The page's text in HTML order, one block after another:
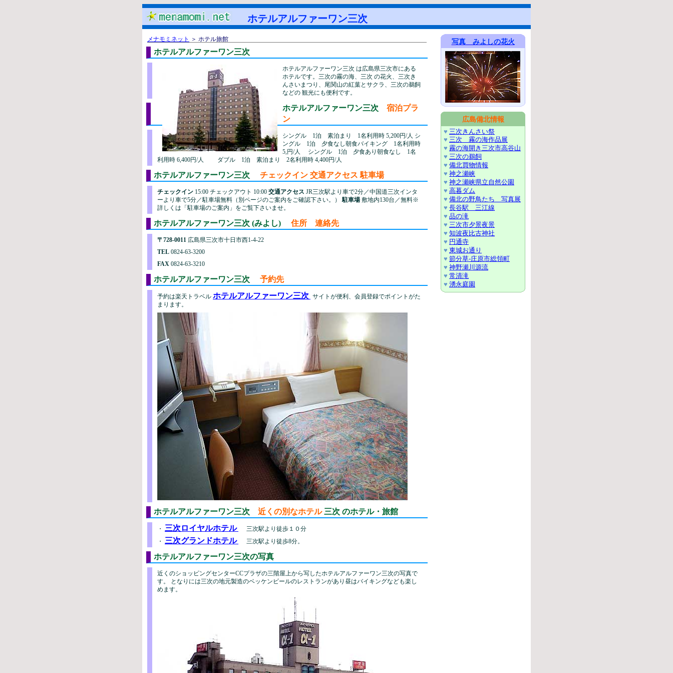
ホテルアルファーワン三次
メナモミネット ＞ ホテル旅館
ホテルアルファーワン三次
ホテルアルファーワン三次 は広島県三次市にある
ホテルです。三次の霧の海、三次 の花火、三次き
んさいまつり、尾関山の紅葉とサクラ、三次の鵜飼
などの 観光にも便利です。
ホテルアルファーワン三次 宿泊プラ
ン
シングル 1泊 素泊まり 1名利用時 5,200円/人 シ
ングル 1泊 夕食なし朝食バイキング 1名利用時
5,円/人 シングル 1泊 夕食あり朝食なし 1名
利用時 6,400円/人 ダブル 1泊 素泊まり 2名利用時 4,400円/人
ホテルアルファーワン三次 チェックイン 交通アクセス 駐車場
チェックイン 15:00 チェックアウト 10:00 交通アクセス JR三次駅より車で2分／中国道三次インタ
ーより車で5分／駐車場無料（別ページのご案内をご確認下さい。）駐車場 敷地内130台／無料※
詳しくは「駐車場のご案内」をご覧下さいませ。
ホテルアルファーワン三次 (みよし) 住所 連絡先
〒728-0011 広島県三次市十日市西1-4-22
TEL 0824-63-3200
FAX 0824-63-3210
ホテルアルファーワン三次 予約先
予約は楽天トラベル ホテルアルファーワン三次 サイトが便利、会員登録でポイントがた
まります。
ホテルアルファーワン三次 近くの別なホテル三次 のホテル・旅館
・ 三次ロイヤルホテル
三次駅より徒歩１０分
・ 三次グランドホテル 三次駅より徒歩8分。
ホテルアルファーワン三次の写真
近くのショッピングセンターCCプラザの三階屋上から写したホテルアルファーワン三次の写真で
す。 となりには三次の地元製造のベッケンビールのレストランがあり昼はバイキングなども楽し
めます。
写真 みよしの花火
広島備北情報
♥ 三次きんさい祭
♥ 三次 霧の海作品展
♥ 霧の海開き三次市高谷山
♥ 三次の鵜飼
♥ 備北買物情報
♥ 神之瀬峡
♥ 神之瀬峡県立自然公園
♥ 高暮ダム
♥ 備北の野鳥たち 写真展
♥ 長谷駅 三江線
♥ 品の滝
♥ 三次市夕景夜景
♥ 知波夜比古神社
♥ 円通寺
♥ 東城お通り
♥ 節分草-庄原市総領町
♥ 神野瀬川源流
♥ 常清滝
♥ 湧永庭園